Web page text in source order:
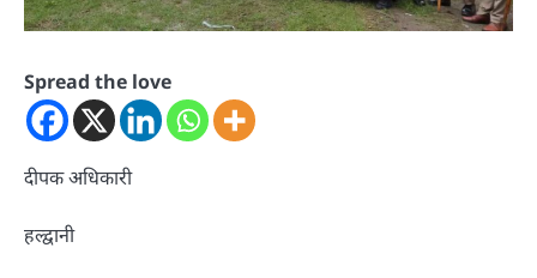
Spread the love
दीपक अधिकारी
हल्द्वानी